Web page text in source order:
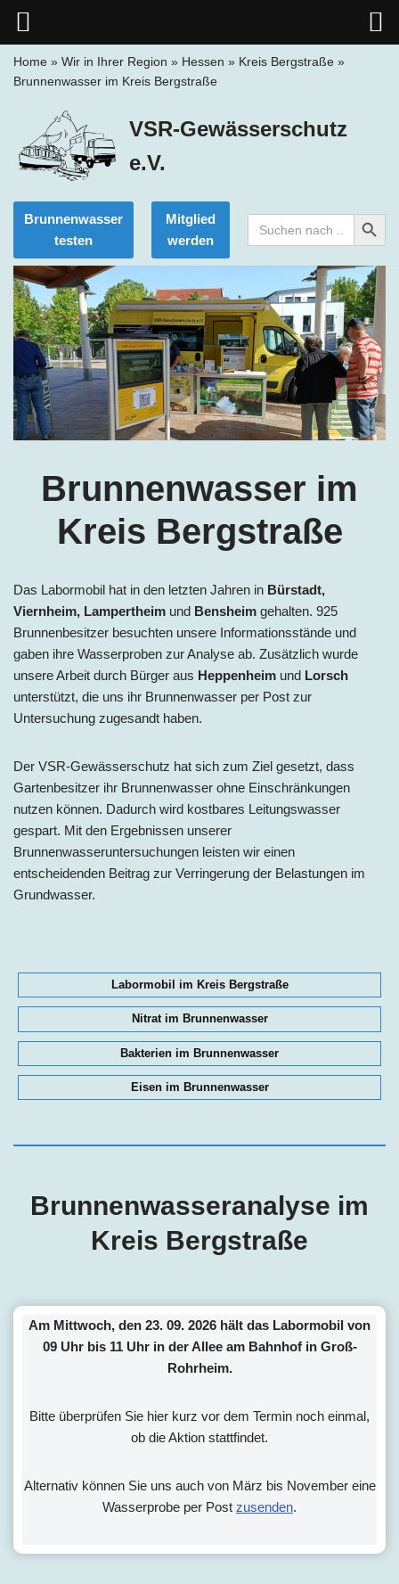
springen
Home » Wir in Ihrer Region » Hessen » Kreis Bergstraße »
Brunnenwasser im Kreis Bergstraße
VSR-Gewässerschutz
e.V.
Brunnenwasser
testen
Mitglied
werden
Search
for:
Search Button
Brunnenwasser im
Kreis Bergstraße
Das Labormobil hat in den letzten Jahren in Bürstadt,
Viernheim, Lampertheim und Bensheim gehalten. 925
Brunnenbesitzer besuchten unsere Informationsstände und
gaben ihre Wasserproben zur Analyse ab. Zusätzlich wurde
unsere Arbeit durch Bürger aus Heppenheim und Lorsch
unterstützt, die uns ihr Brunnenwasser per Post zur
Untersuchung zugesandt haben.
Der VSR-Gewässerschutz hat sich zum Ziel gesetzt, dass
Gartenbesitzer ihr Brunnenwasser ohne Einschränkungen
nutzen können. Dadurch wird kostbares Leitungswasser
gespart. Mit den Ergebnissen unserer
Brunnenwasseruntersuchungen leisten wir einen
entscheidenden Beitrag zur Verringerung der Belastungen im
Grundwasser.
Labormobil im Kreis Bergstraße
Nitrat im Brunnenwasser
Bakterien im Brunnenwasser
Eisen im Brunnenwasser
Brunnenwasseranalyse im
Kreis Bergstraße
Am Mittwoch, den 23. 09. 2026 hält das Labormobil von
09 Uhr bis 11 Uhr in der Allee am Bahnhof in Groß-
Rohrheim.
Bitte überprüfen Sie hier kurz vor dem Termin noch einmal,
ob die Aktion stattfindet.
Alternativ können Sie uns auch von März bis November eine
Wasserprobe per Post zusenden.